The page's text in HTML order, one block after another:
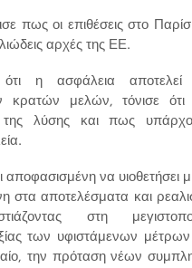
πως οι επιθέσεις στο
αρχές της ΕΕ.
ότι η ασφάλεια αποτελεί
κρατών μελών, τόνισε
της λύσης και πως
αποφασισμένη να υιοθετήσει
στα αποτελέσματα και
στη
των υφιστάμενων
την πρόταση νέων